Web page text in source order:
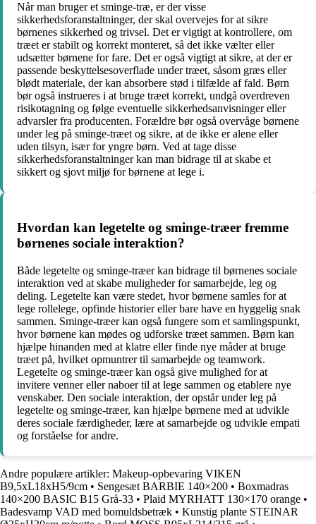
Når man bruger et sminge-træ, er der visse
sikkerhedsforanstaltninger, der skal overvejes for at sikre
børnenes sikkerhed og trivsel. Det er vigtigt at kontrollere, om
træet er stabilt og korrekt monteret, så det ikke vælter eller
udsætter børnene for fare. Det er også vigtigt at sikre, at der er
passende beskyttelsesoverflade under træet, såsom græs eller
blødt materiale, der kan absorbere stød i tilfælde af fald. Børn
bør også instrueres i at bruge træet korrekt, undgå overdreven
risikotagning og følge eventuelle sikkerhedsanvisninger eller
advarsler fra producenten. Forældre bør også overvåge børnene
under leg på sminge-træet og sikre, at de ikke er alene eller
uden tilsyn, især for yngre børn. Ved at tage disse
sikkerhedsforanstaltninger kan man bidrage til at skabe et
sikkert og sjovt miljø for børnene at lege i.
Hvordan kan legetelte og sminge-træer fremme
børnenes sociale interaktion?
Både legetelte og sminge-træer kan bidrage til børnenes sociale
interaktion ved at skabe muligheder for samarbejde, leg og
deling. Legetelte kan være stedet, hvor børnene samles for at
lege rollelege, opfinde historier eller bare have en hyggelig snak
sammen. Sminge-træer kan også fungere som et samlingspunkt,
hvor børnene kan mødes og udforske træet sammen. Børn kan
hjælpe hinanden med at klatre eller finde nye måder at bruge
træet på, hvilket opmuntrer til samarbejde og teamwork.
Legetelte og sminge-træer kan også give mulighed for at
invitere venner eller naboer til at lege sammen og etablere nye
venskaber. Den sociale interaktion, der opstår under leg på
legetelte og sminge-træer, kan hjælpe børnene med at udvikle
deres sociale færdigheder, lære at samarbejde og udvikle empati
og forståelse for andre.
Andre populære artikler: Makeup-opbevaring VIKEN
B9,5xL18xH5/9cm • Sengesæt BARBIE 140×200 • Boxmadras
140×200 BASIC B15 Grå-33 • Plaid MYRHATT 130×170 orange •
Badesvamp VAD med bomuldsbetræk • Kunstig plante STEINAR